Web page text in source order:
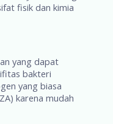
fisik dan kimia
yang dapat
bakteri
yang biasa
karena mudah